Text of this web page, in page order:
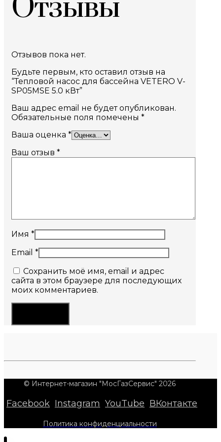
Отзывы
Отзывов пока нет.
Будьте первым, кто оставил отзыв на
“Тепловой насос для бассейна VETERO V-
SP05MSE 5.0 кВт”
Ваш адрес email не будет опубликован.
Обязательные поля помечены *
Ваша оценка *
Ваш отзыв *
Имя *
Email *
Сохранить моё имя, email и адрес
сайта в этом браузере для последующих
моих комментариев.
© Интернет-магазин "МосГазСервис" 2026
Facebook Instagram YouTube ВКонтакте
Политика конфиденциальности